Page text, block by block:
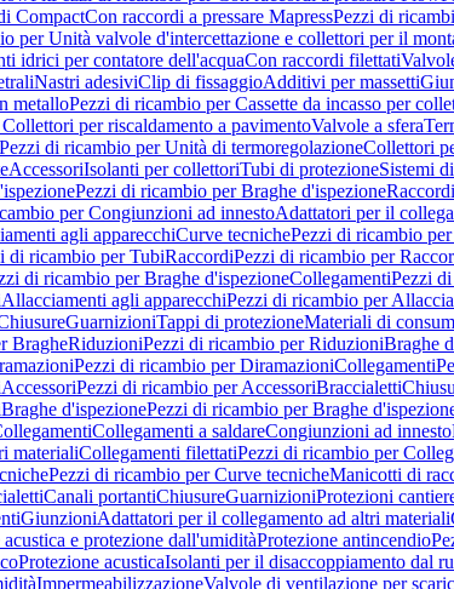
CompactCon raccordi a pressare MapressPezzi di
per Unità valvole d'intercettazione e collettori per il
idrici per contatore dell'acquaCon raccordi filettati
Nastri adesiviClip di fissaggioAdditivi per massetti
metalloPezzi di ricambio per Cassette da incasso per
per riscaldamento a pavimentoValvole a sfera
Pezzi di ricambio per Unità di termoregolazioneCollettori
AccessoriIsolanti per collettoriTubi di protezioneSistemi
Pezzi di ricambio per Braghe d'ispezione
per Congiunzioni ad innestoAdattatori per il
agli apparecchiCurve tecnichePezzi di ricambio
di ricambio per TubiRaccordiPezzi di ricambio per
di ricambio per Braghe d'ispezioneCollegamentiPezzi
Allacciamenti agli apparecchiPezzi di ricambio per
GuarnizioniTappi di protezioneMateriali di
BragheRiduzioniPezzi di ricambio per RiduzioniBraghe
Pezzi di ricambio per DiramazioniCollegamenti
AccessoriPezzi di ricambio per AccessoriBraccialetti
Braghe d'ispezionePezzi di ricambio per Braghe
Collegamenti a saldareCongiunzioni ad innesto
materialiCollegamenti filettatiPezzi di ricambio per
Pezzi di ricambio per Curve tecnicheManicotti di
Canali portantiChiusureGuarnizioniProtezioni
GiunzioniAdattatori per il collegamento ad altri materiali
e protezione dall'umiditàProtezione antincendio
Protezione acusticaIsolanti per il disaccoppiamento dal
ImpermeabilizzazioneValvole di ventilazione per